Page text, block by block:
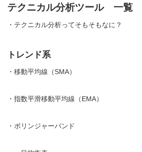
テクニカル分析ツール 一覧
・ テクニカル分析ってそもそもなに？
トレンド系
・ 移動平均線（SMA）
・ 指数平滑移動平均線（EMA）
・ ボリンジャーバンド